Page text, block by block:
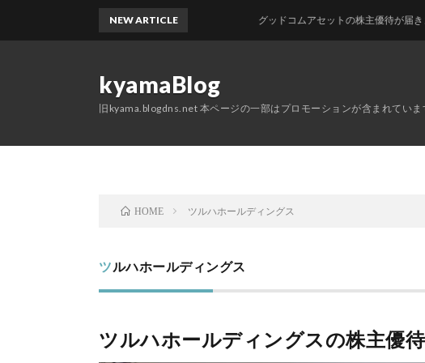
kyamaBlog
旧kyama.blogdns.net 本ページの一部はプロモーションが含まれていま
NEW ARTICLE グッドコムアセットの株主優待が届きました
HOME ツルハホールディングス
ツルハホールディングス
ツルハホールディングスの株主優